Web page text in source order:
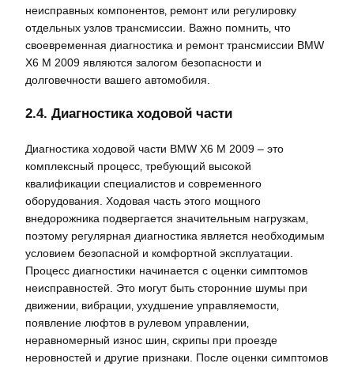
неисправных компонентов‚ ремонт или регулировку
отдельных узлов трансмиссии. Важно помнить‚ что
своевременная диагностика и ремонт трансмиссии BMW
X6 M 2009 являются залогом безопасности и
долговечности вашего автомобиля.
2.4. Диагностика ходовой части
Диагностика ходовой части BMW X6 M 2009 – это
комплексный процесс‚ требующий высокой
квалификации специалистов и современного
оборудования. Ходовая часть этого мощного
внедорожника подвергается значительным нагрузкам‚
поэтому регулярная диагностика является необходимым
условием безопасной и комфортной эксплуатации.
Процесс диагностики начинается с оценки симптомов
неисправностей. Это могут быть сторонние шумы при
движении‚ вибрации‚ ухудшение управляемости‚
появление люфтов в рулевом управлении‚
неравномерный износ шин‚ скрипы при проезде
неровностей и другие признаки. После оценки симптомов